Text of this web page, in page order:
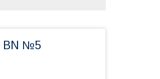
BN №5